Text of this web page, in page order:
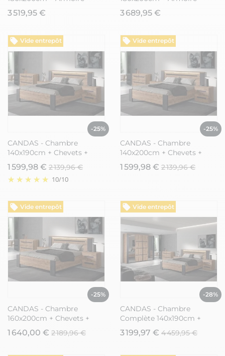
200cm
3 519,95 €
250cm
3 689,95 €
Vide entrepôt
-25%
CANDAS - Chambre
140x190cm + Chevets +
Commode Effet Bois
1 599,98 € 2 139,96 €
10/10
Vide entrepôt
-25%
CANDAS - Chambre
140x200cm + Chevets +
Commode Effet Bois
1 599,98 € 2 139,96 €
Vide entrepôt
-25%
CANDAS - Chambre
160x200cm + Chevets +
Commode Effet Bois
1 640,00 € 2 189,96 €
Vide entrepôt
-28%
CANDAS - Chambre
Complète 140x190cm +
Armoire 2 Portes 217cm
3 199,97 € 4 459,95 €